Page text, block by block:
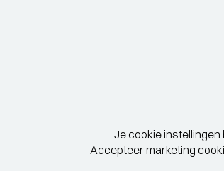
Je cookie instellingen
Accepteer marketing